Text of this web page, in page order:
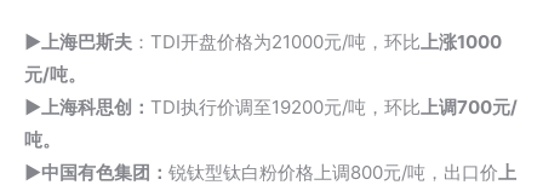
▶上海巴斯夫 ：TDI开盘价格为21000元/吨，环比 上涨1000
元/吨。
▶上海科思创： TDI执行价调至19200元/吨，环比 上调700元/
吨。
▶中国有色集团： 锐钛型钛白粉价格上调800元/吨，出口价 上